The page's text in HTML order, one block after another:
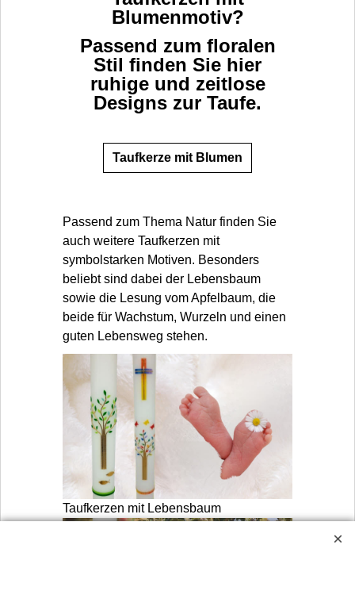
Blumenmotiv?
Passend zum floralen
Stil finden Sie hier
ruhige und zeitlose
Designs zur Taufe.
Taufkerze mit Blumen
Passend zum Thema Natur finden Sie
auch weitere Taufkerzen mit
symbolstarken Motiven. Besonders
beliebt sind dabei der Lebensbaum
sowie die Lesung vom Apfelbaum, die
beide für Wachstum, Wurzeln und einen
guten Lebensweg stehen.
Taufkerzen mit Lebensbaum